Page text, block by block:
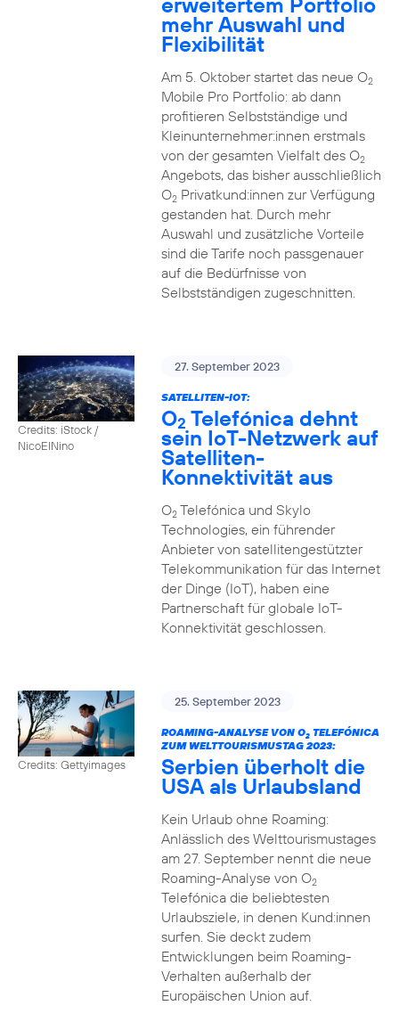
mehr Auswahl und
Flexibilität
Am 5. Oktober startet das neue O2
Mobile Pro Portfolio: ab dann
profitieren Selbstständige und
Kleinunternehmer:innen erstmals
von der gesamten Vielfalt des O2
Angebots, das bisher ausschließlich
O2Privatkund:innen zur Verfügung
gestanden hat. Durch mehr
Auswahl und zusätzliche Vorteile
sind die Tarife noch passgenauer
auf die Bedürfnisse von
Selbstständigen zugeschnitten.
Credits: iStock /
NicoElNino
27. September 2023
SATELLITEN-IOT:
O2 Telefónica dehnt
sein IoT-Netzwerk auf
Satelliten-
Konnektivität aus
O2Telefónica und Skylo
Technologies, ein führender
Anbieter von satellitengestützter
Telekommunikation für das Internet
der Dinge (IoT), haben eine
Partnerschaft für globale IoT-
Konnektivität geschlossen.
Credits: Gettyimages
25. September 2023
ROAMING-ANALYSE VON O2TELEFÓNICA
ZUM WELTTOURISMUSTAG 2023:
Serbien überholt die
USA als Urlaubsland
Kein Urlaub ohne Roaming:
Anlässlich des Welttourismustages
am 27. September nennt die neue
Roaming-Analyse von O2
Telefónica die beliebtesten
Urlaubsziele, in denen Kund:innen
surfen. Sie deckt zudem
Entwicklungen beim Roaming-
Verhalten außerhalb der
Europäischen Union auf.